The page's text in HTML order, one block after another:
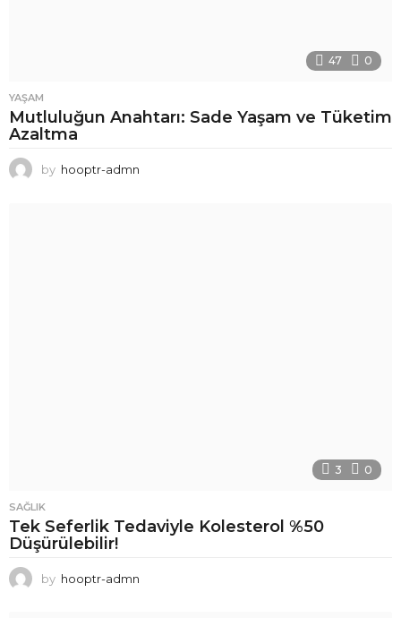
47 0
YAŞAM
Mutluluğun Anahtarı: Sade Yaşam ve Tüketim
Azaltma
by hooptr-admn
3 0
SAĞLIK
Tek Seferlik Tedaviyle Kolesterol %50
Düşürülebilir!
by hooptr-admn